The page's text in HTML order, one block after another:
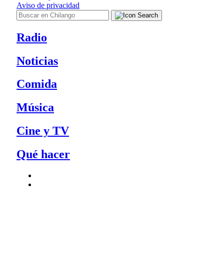
Aviso de privacidad
Radio
Noticias
Comida
Música
Cine y TV
Qué hacer